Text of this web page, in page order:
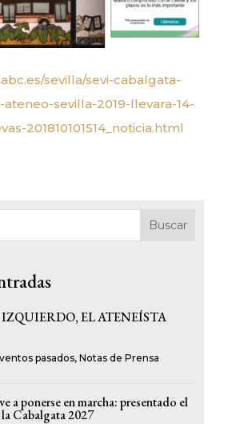
sevilla/sevi-cabalgata-
sevilla-2019-llevara-14-
201810101514_noticia.html
Buscar
EL ATENEÍSTA
pasados, Notas de Prensa
a ponerse en marcha: presentado el
Cabalgata 2027